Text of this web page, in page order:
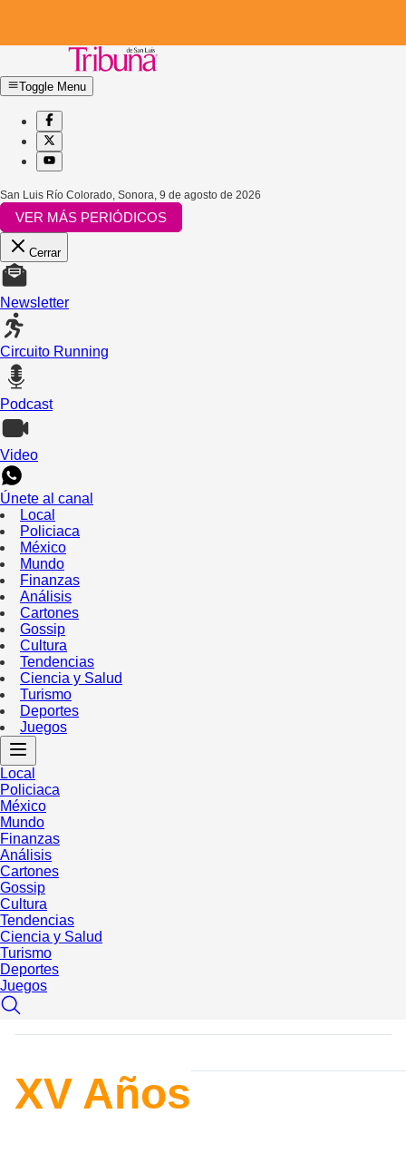
Toggle Menu
San Luis Río Colorado, Sonora, 9 de agosto de 2026
VER MÁS PERIÓDICOS
Cerrar
Newsletter
Circuito Running
Podcast
Video
Únete al canal
Local
Policiaca
México
Mundo
Finanzas
Análisis
Cartones
Gossip
Cultura
Tendencias
Ciencia y Salud
Turismo
Deportes
Juegos
Local
Policiaca
México
Mundo
Finanzas
Análisis
Cartones
Gossip
Cultura
Tendencias
Ciencia y Salud
Turismo
Deportes
Juegos
XV Años